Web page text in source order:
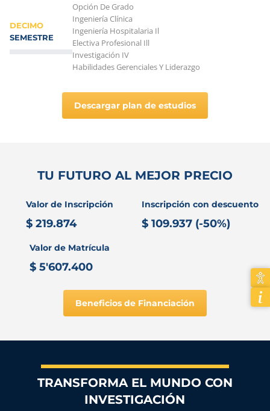
DECIMO
SEMESTRE
Opción De Grado
Ingeniería Clínica
Ingeniería Hospitalaria Il
Electiva Profesional Ill
Investigación IV
Habilidades Gerenciales Y Liderazgo
Descargar plan de estudios
TU FUTURO AL MEJOR PRECIO
Valor de Inscripción
$ 219.874
Inscripción con descuento
$ 109.937 (-50%)
Valor de Matrícula
$ 5'607.400
Beneficios de Financiación
TRANSFORMA EL MUNDO CON
INVESTIGACIÓN